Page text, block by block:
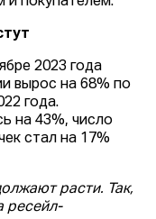
2023 года
вырос на 68% по
года.
на 43%, число
стал на 17%
расти. Так,
ресейл-